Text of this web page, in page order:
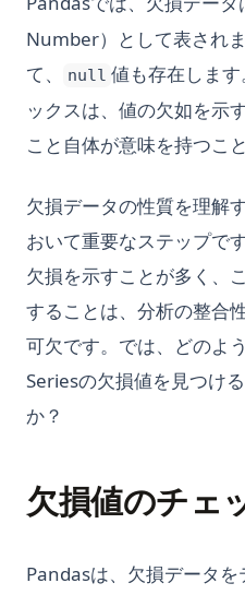
Number）として表され
て、
null 値も存在します
ックスは、値の欠如を示
こと自体が意味を持つこと
欠損データの性質を理解
おいて重要なステップで
欠損を示すことが多く、
することは、分析の整合
可欠です。では、どのよ
Seriesの欠損値を見つけ
か？
欠損値のチェ
Pandasは、欠損データ